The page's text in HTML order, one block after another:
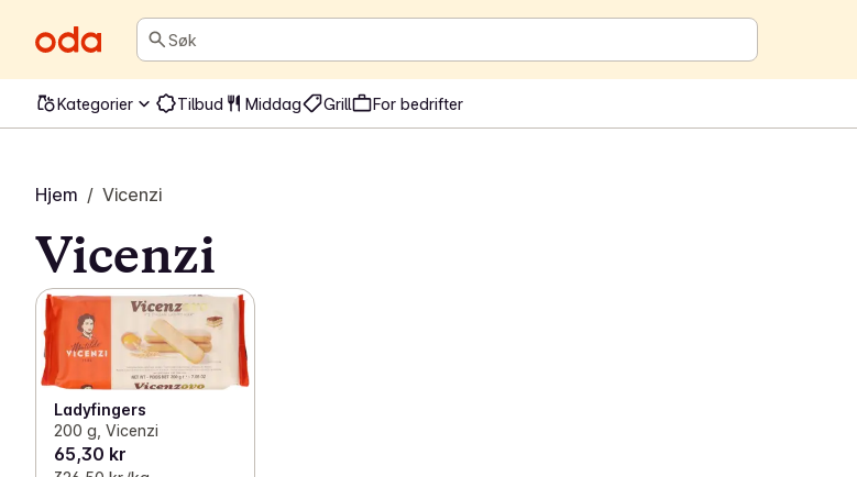
Søk
Kategorier Tilbud Middag Grill For bedrifter
Hjem / Vicenzi
Vicenzi
Ladyfingers
200 g, Vicenzi
65,30 kr